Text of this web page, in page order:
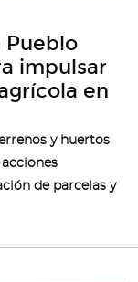
Pueblo
impulsar
en
y huertos
de parcelas y